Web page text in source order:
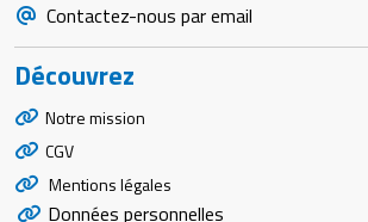
Contactez-nous par email
Découvrez
Notre mission
CGV
Mentions légales
Données personnelles